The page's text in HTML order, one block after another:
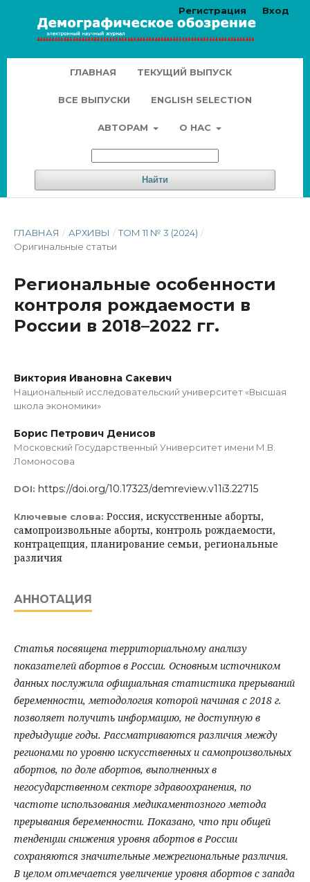
ГЛАВНАЯ ТЕКУЩИЙ ВЫПУСК
ВСЕ ВЫПУСКИ ENGLISH SELECTION
АВТОРАМ О НАС
Найти
Регистрация Вход
ГЛАВНАЯ / АРХИВЫ / ТОМ 11 № 3 (2024) /
Оригинальные статьи
Региональные особенности
контроля рождаемости в
России в 2018–2022 гг.
Виктория Ивановна Сакевич
Национальный исследовательский университет «Высшая
школа экономики»
Борис Петрович Денисов
Московский Государственный Университет имени М.В.
Ломоносова
DOI: https://doi.org/10.17323/demreview.v11i3.22715
Ключевые слова: Россия, искусственные аборты,
самопроизвольные аборты, контроль рождаемости,
контрацепция, планирование семьи, региональные
различия
АННОТАЦИЯ
Статья посвящена территориальному анализу
показателей абортов в России. Основным источником
данных послужила официальная статистика прерываний
беременности, методология которой начиная с 2018 г.
позволяет получить информацию, не доступную в
предыдущие годы. Рассматриваются различия между
регионами по уровню искусственных и самопроизвольных
абортов, по доле абортов, выполненных в
негосударственном секторе здравоохранения, по
частоте использования медикаментозного метода
прерывания беременности. Показано, что при общей
тенденции снижения уровня абортов в России
сохраняются значительные межрегиональные различия.
В целом отмечается увеличение уровня абортов с запада